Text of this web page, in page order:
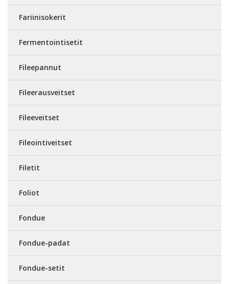
Fariinisokerit
Fermentointisetit
Fileepannut
Fileerausveitset
Fileeveitset
Fileointiveitset
Filetit
Foliot
Fondue
Fondue-padat
Fondue-setit